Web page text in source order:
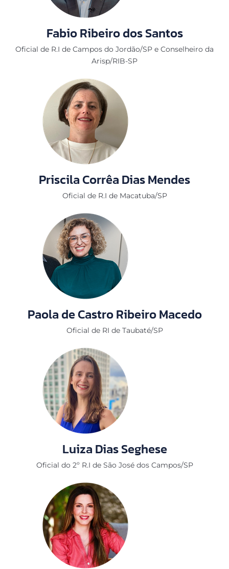
Fabio Ribeiro dos Santos
Oficial de R.I de Campos do Jordão/SP e Conselheiro da
Arisp/RIB-SP
Priscila Corrêa Dias Mendes
Oficial de R.I de Macatuba/SP
Paola de Castro Ribeiro Macedo
Oficial de RI de Taubaté/SP
Luiza Dias Seghese
Oficial do 2º R.I de São José dos Campos/SP